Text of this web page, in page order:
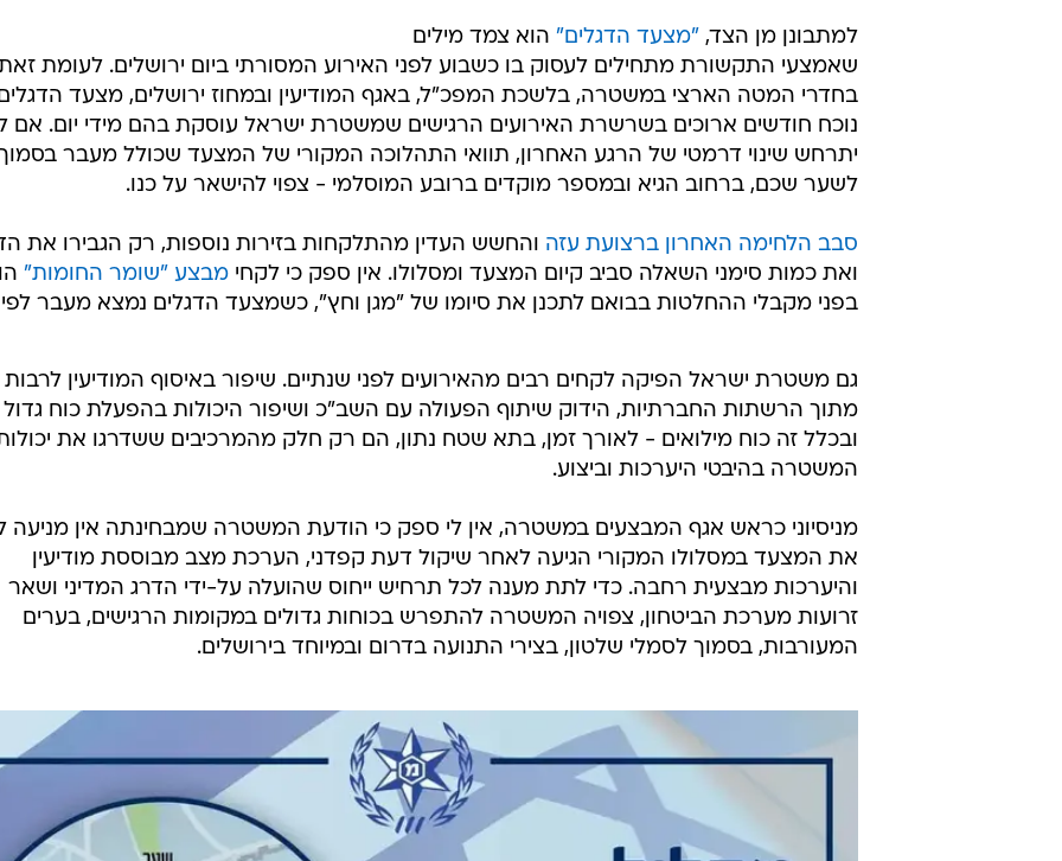
למתבונן מן הצד, "מצעד הדגלים" הוא צמד מילים
שאמצעי התקשורת מתחילים לעסוק בו כשבוע לפני האירוע המסורתי ביום ירושלים. לעומת
בחדרי המטה הארצי במשטרה, בלשכת המפכ"ל, באגף המודיעין ובמחוז ירושלים, מצעד
נוכח חודשים ארוכים בשרשרת האירועים הרגישים שמשטרת ישראל עוסקת בהם מידי יום. אם
יתרחש שינוי דרמטי של הרגע האחרון, תוואי התהלוכה המקורי של המצעד שכולל מעבר
לשער שכם, ברחוב הגיא ובמספר מוקדים ברובע המוסלמי - צפוי להישאר על כנו.
סבב הלחימה האחרון ברצועת עזה והחשש העדין מהתלקחות בזירות נוספות, רק הגבירו את
ואת כמות סימני השאלה סביב קיום המצעד ומסלולו. אין ספק כי לקחי מבצע "שומר החומות"
בפני מקבלי ההחלטות בבואם לתכנן את סיומו של "מגן וחץ", כשמצעד הדגלים נמצא מעבר
גם משטרת ישראל הפיקה לקחים רבים מהאירועים לפני שנתיים. שיפור באיסוף המודיעין לרבות
מתוך הרשתות החברתיות, הידוק שיתוף הפעולה עם השב"כ ושיפור היכולות בהפעלת כוח גדול
ובכלל זה כוח מילואים - לאורך זמן, בתא שטח נתון, הם רק חלק מהמרכיבים ששדרגו את
המשטרה בהיבטי היערכות וביצוע.
מניסיוני כראש אגף המבצעים במשטרה, אין לי ספק כי הודעת המשטרה שמבחינתה אין מניעה
את המצעד במסלולו המקורי הגיעה לאחר שיקול דעת קפדני, הערכת מצב מבוססת מודיעין
והיערכות מבצעית רחבה. כדי לתת מענה לכל תרחיש ייחוס שהועלה על-ידי הדרג המדיני ושאר
זרועות מערכת הביטחון, צפויה המשטרה להתפרש בכוחות גדולים במקומות הרגישים, בערים
המעורבות, בסמוך לסמלי שלטון, בצירי התנועה בדרום ובמיוחד בירושלים.